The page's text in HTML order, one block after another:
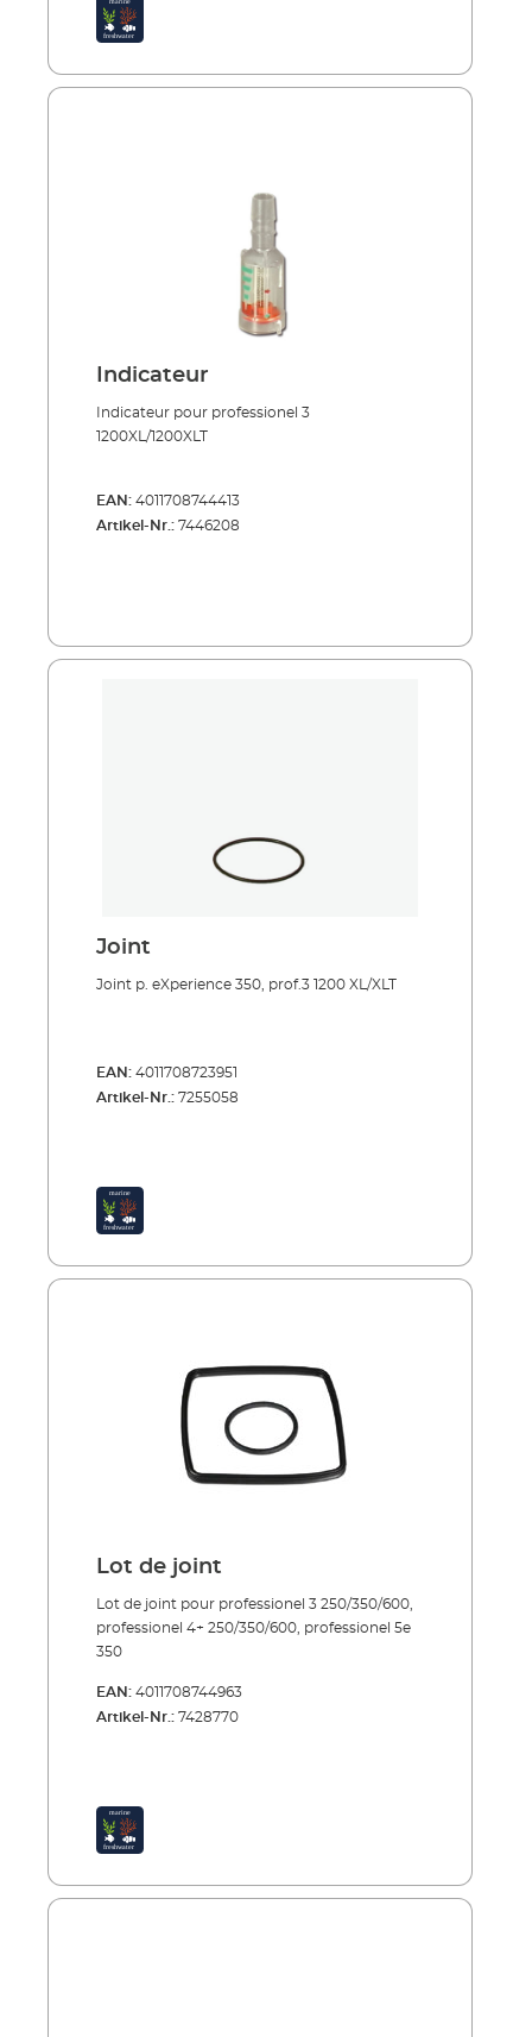
Indicateur
Indicateur pour professionel 3
1200XL/1200XLT
EAN: 4011708744413
Artikel-Nr.: 7446208
Joint
Joint p. eXperience 350, prof.3 1200 XL/XLT
EAN: 4011708723951
Artikel-Nr.: 7255058
Lot de joint
Lot de joint pour professionel 3 250/350/600,
professionel 4+ 250/350/600, professionel 5e
350
EAN: 4011708744963
Artikel-Nr.: 7428770